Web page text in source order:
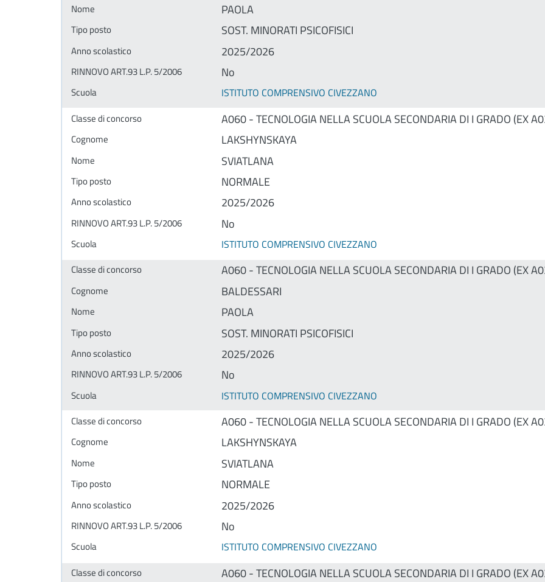
PAOLA
SOST. MINORATI PSICOFISICI
2025/2026
No
ISTITUTO COMPRENSIVO CIVEZZANO
A060 - TECNOLOGIA NELLA SCUOLA SECONDARIA DI I GRADO (EX
LAKSHYNSKAYA
SVIATLANA
NORMALE
2025/2026
No
ISTITUTO COMPRENSIVO CIVEZZANO
A060 - TECNOLOGIA NELLA SCUOLA SECONDARIA DI I GRADO (EX
BALDESSARI
PAOLA
SOST. MINORATI PSICOFISICI
2025/2026
No
ISTITUTO COMPRENSIVO CIVEZZANO
A060 - TECNOLOGIA NELLA SCUOLA SECONDARIA DI I GRADO (EX
LAKSHYNSKAYA
SVIATLANA
NORMALE
2025/2026
No
ISTITUTO COMPRENSIVO CIVEZZANO
A060 - TECNOLOGIA NELLA SCUOLA SECONDARIA DI I GRADO (EX